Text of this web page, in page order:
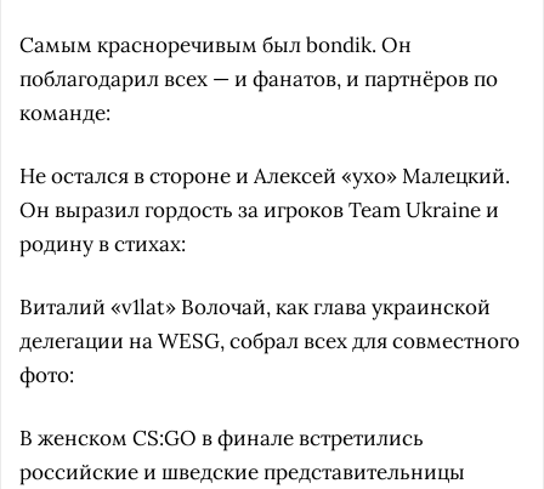
Самым красноречивым был bondik. Он
поблагодарил всех — и фанатов, и партнёров по
команде:
Не остался в стороне и Алексей «yxo» Малецкий.
Он выразил гордость за игроков Team Ukraine и
родину в стихах:
Виталий «v1lat» Волочай, как глава украинской
делегации на WESG, собрал всех для совместного
фото:
В женском CS:GO в финале встретились
российские и шведские представительницы